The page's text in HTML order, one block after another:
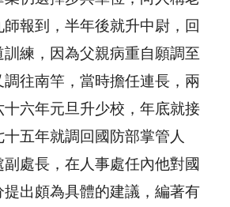
報到，半年後就升中尉，回
練，因為父親病重自願調至
往南竿，當時擔任連長，兩
六年元旦升少校，年底就接
五年就調回國防部掌管人
處長，在人事處任內他對國
出頗為具體的建議，編著有